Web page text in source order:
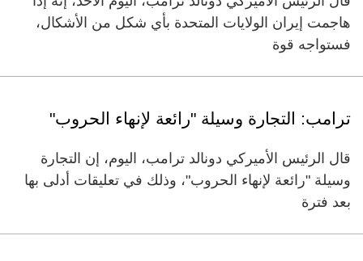
هاجمت إيران الولايات المتحدة بأي شكل من الأشكال،
فستواجه قوة
ترامب: التجارة وسيلة "رائعة لإنهاء الحروب"
قال الرئيس الأميركي دونالد ترامب، اليوم، إن التجارة
وسيلة "رائعة لإنهاء الحروب"، وذلك في تعليقات أدلى بها
بعد فترة